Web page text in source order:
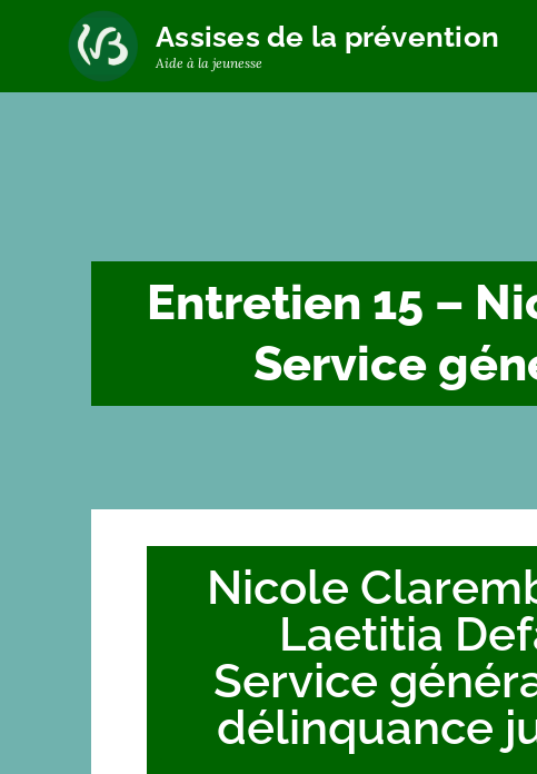
Assises de la prévention
Aide à la jeunesse
Entretien 15 –
Service
Nicole
Laetitia
Service
délinquance